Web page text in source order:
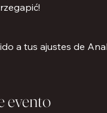
a tus ajustes de
evento